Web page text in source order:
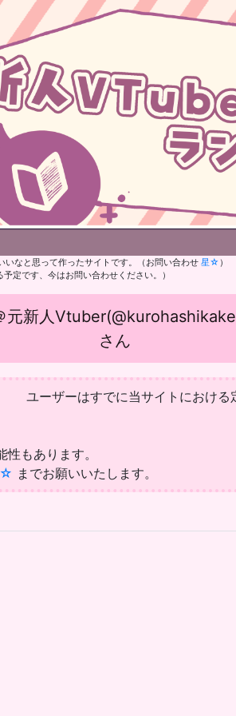
なと思って作ったサイトです。（お問い合わせ 星☆ ）
定です、今はお問い合わせください。）
元新人
さん
ユーザーはすでに当サイトにおける
もあります。
までお願いいたします。